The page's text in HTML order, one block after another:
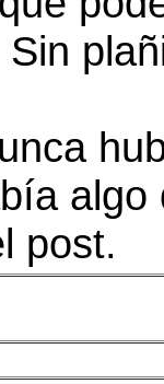
algo
post.